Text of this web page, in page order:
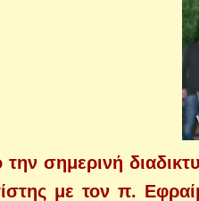
σημερινή
με τον π.